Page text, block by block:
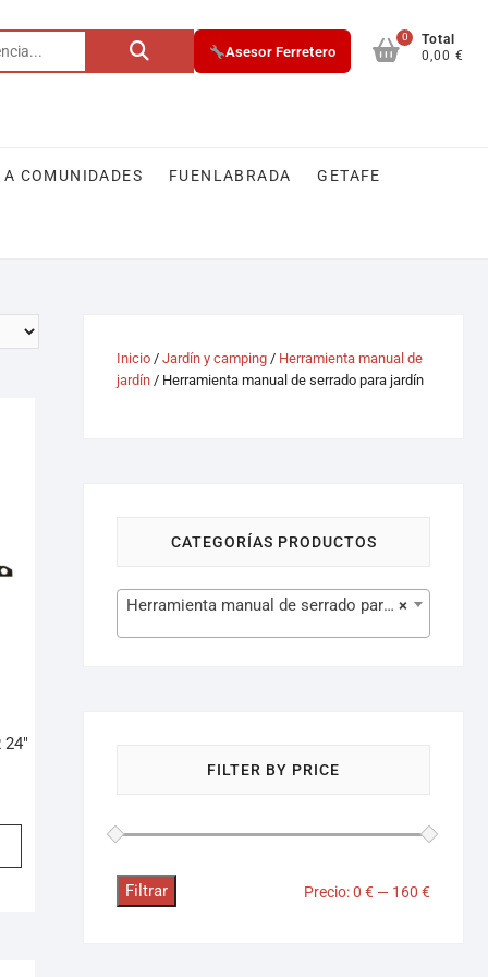
Asesor Ferretero
0
Total
0,00 €
COMUNIDADES FUENLABRADA GETAFE
Inicio / Jardín y camping / Herramienta manual de
jardín / Herramienta manual de serrado para jardín
CATEGORÍAS PRODUCTOS
×
Herramienta manual de serrado para jardín (48)
FILTER BY PRICE
Filtrar Precio:0 € — 160 €